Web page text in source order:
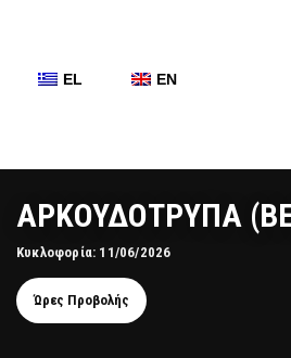
EL EN
ΑΡΚΟΥΔΟΤΡΥΠΑ
Κυκλοφορία: 11/06/2026
Ώρες Προβολής